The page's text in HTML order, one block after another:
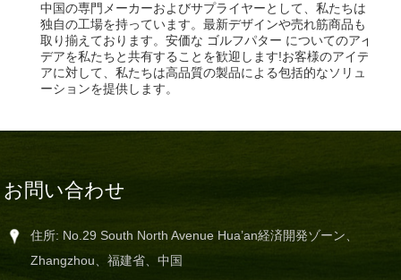
中国の専門メーカーおよびサプライヤーとして、私たちは
独自の工場を持っています。最新デザインや売れ筋商品も
取り揃えております。安価な ゴルフパター についてのアイ
デアを私たちと共有することを歓迎します!お客様のアイデ
アに対して、私たちは高品質の製品による包括的なソリュ
ーションを提供します。
お問い合わせ
住所: No.29 South North Avenue Hua’an経済開発ゾーン、
Zhangzhou、福建省、中国